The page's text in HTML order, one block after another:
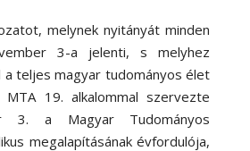
melynek nyitányát minden
3-a jelenti, s melyhez
teljes magyar tudományos élet
MTA 19. alkalommal szervezte
3. a Magyar Tudományos
megalapításának évfordulója,